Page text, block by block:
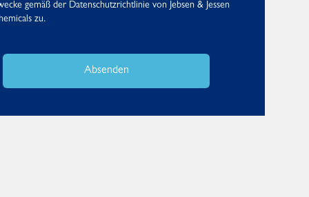
gemäß der Datenschutzrichtlinie von Jebsen & Jessen
zu.
Absenden